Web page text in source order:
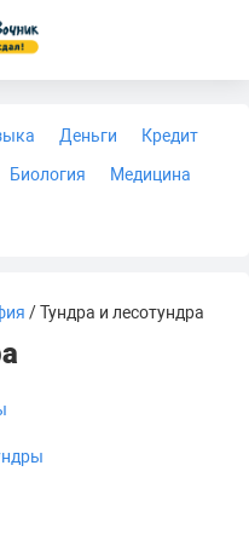
Деньги
Кредит
Биология
Медицина
/ Тундра и лесотундра